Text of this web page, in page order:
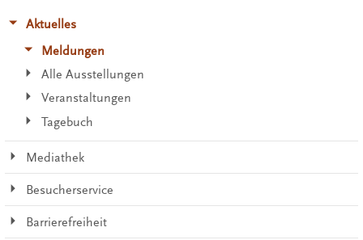
Aktuelles
Meldungen
Alle Ausstellungen
Veranstaltungen
Tagebuch
Mediathek
Besucherservice
Barrierefreiheit